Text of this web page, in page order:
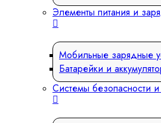
Элементы питания и
Мобильные зарядные
Батарейки и
Системы безопасности